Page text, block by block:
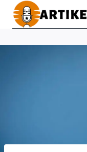
Doorgaan
naar